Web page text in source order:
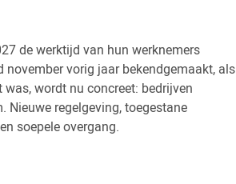
de werktijd van hun werknemers
november vorig jaar bekendgemaakt, als
wordt nu concreet: bedrijven
Nieuwe regelgeving, toegestane
soepele overgang.